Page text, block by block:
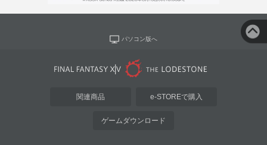
パソコン版へ
関連商品 e-STOREで購入
ゲームダウンロード